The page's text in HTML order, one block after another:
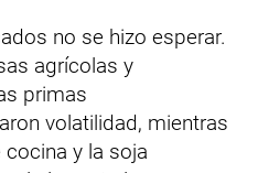
no se hizo esperar.
agrícolas y
primas
volatilidad, mientras
y la soja